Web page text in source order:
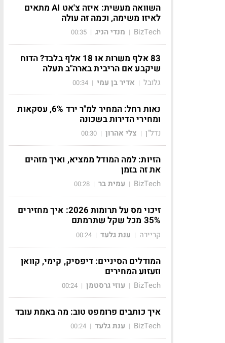
השוואה מעשית: איזה צ'אט AI מתאים
לאיזו משימה, וכמה זה עולה
BizTech
| מנדי הניג |
00:35
83 אלף משרות או 18 אלף בלבד? הדוח
שיקבע אם הריבית בארה"ב תעלה
גלובל | אדיר בן עמי |
00:34
נאות רחל: המחיר למ"ר ירד 6%, עסקאות
ומחירי הדירות בשכונה
נדל"ן | צלי אהרון |
00:30
הזיות: למה המודל ממציא, ואיך מזהים
את זה בזמן
BizTech
| עמית בר |
00:28
זיכוי מס על תרומות 2026: איך מחזירים
35% מכל שקל שתרמתם
קריירה | ענת גלעד |
00:24
המודלים הסיניים: דיפסיק, קימי, קוואן
וזעזוע המחירים
BizTech
| עוזי גרסטמן |
00:24
איך כותבים פרומפט טוב: מה באמת עובד
BizTech
| ענת גלעד |
00:24